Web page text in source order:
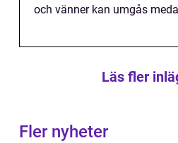
och vänner kan umgås
Läs fler
Fler nyheter